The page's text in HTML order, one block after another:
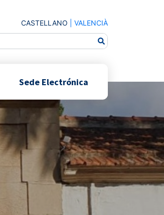
CASTELLANO VALENCIÀ
Sede Electrónica